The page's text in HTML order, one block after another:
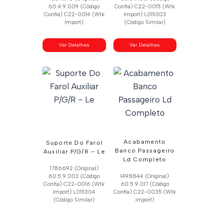
60.4.9.009 (Código
Confia) C22-0014 (Wtk
Import)
Ver Detalhes
Confia) C22-0015 (Wtk
Import) L0111303
(Código Similar)
Ver Detalhes
Suporte Do Farol
Auxiliar P/G/R – Le
1786692 (Original)
60.5.9.002 (Código
Confia) C22-0016 (Wtk
Import) L0111304
(Código Similar)
Acabamento
Banco Passageiro
Ld Completo
1498844 (Original)
60.5.9.017 (Código
Confia) C22-0035 (Wtk
Import)